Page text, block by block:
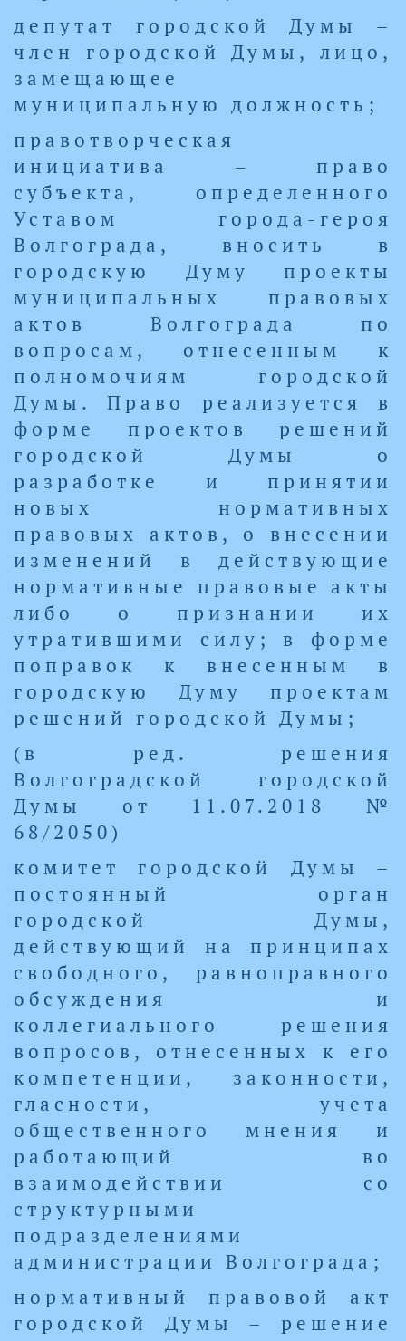
депутат городской Думы –
член городской Думы, лицо,
замещающее
муниципальную должность;
правотворческая
инициатива – право
субъекта, определенного
Уставом города-героя
Волгограда, вносить в
городскую Думу проекты
муниципальных правовых
актов Волгограда по
вопросам, отнесенным к
полномочиям городской
Думы. Право реализуется в
форме проектов решений
городской Думы о
разработке и принятии
новых нормативных
правовых актов, о внесении
изменений в действующие
нормативные правовые акты
либо о признании их
утратившими силу; в форме
поправок к внесенным в
городскую Думу проектам
решений городской Думы;
(в ред. решения
Волгоградской городской
Думы от 11.07.2018 №
68/2050)
комитет городской Думы –
постоянный орган
городской Думы,
действующий на принципах
свободного, равноправного
обсуждения и
коллегиального решения
вопросов, отнесенных к его
компетенции, законности,
гласности, учета
общественного мнения и
работающий во
взаимодействии со
структурными
подразделениями
администрации Волгограда;
нормативный правовой акт
городской Думы – решение